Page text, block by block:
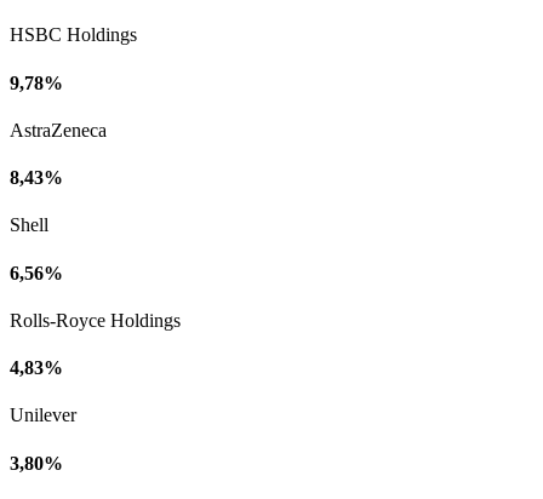
HSBC Holdings
9,78%
AstraZeneca
8,43%
Shell
6,56%
Rolls-Royce Holdings
4,83%
Unilever
3,80%